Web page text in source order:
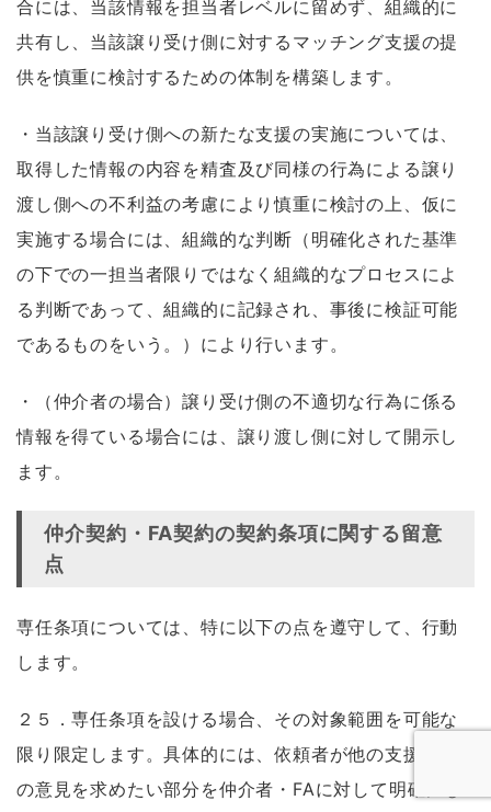
合には、当該情報を担当者レベルに留めず、組織的に
共有し、当該譲り受け側に対するマッチング支援の提
供を慎重に検討するための体制を構築します。
・当該譲り受け側への新たな支援の実施については、
取得した情報の内容を精査及び同様の行為による譲り
渡し側への不利益の考慮により慎重に検討の上、仮に
実施する場合には、組織的な判断（明確化された基準
の下での一担当者限りではなく組織的なプロセスによ
る判断であって、組織的に記録され、事後に検証可能
であるものをいう。）により行います。
・（仲介者の場合）譲り受け側の不適切な行為に係る
情報を得ている場合には、譲り渡し側に対して開示し
ます。
仲介契約・FA契約の契約条項に関する留意
点
専任条項については、特に以下の点を遵守して、行動
します。
２５．専任条項を設ける場合、その対象範囲を可能な
限り限定します。具体的には、依頼者が他の支援機関
の意見を求めたい部分を仲介者・FAに対して明確にし